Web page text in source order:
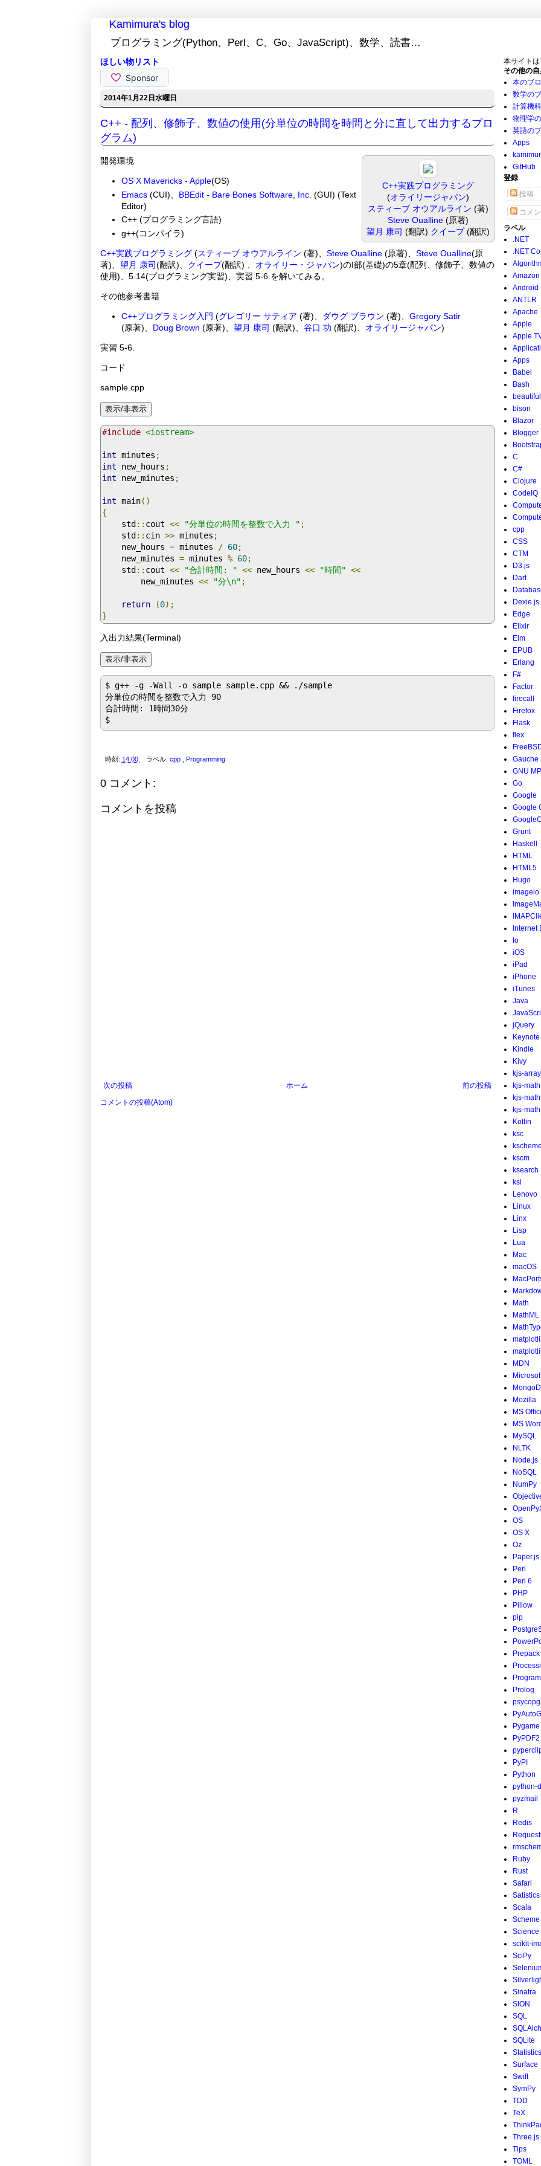
Kamimura's blog
プログラミング(Python、Perl、C、Go、JavaScript)、数学、読書…
ほしい物リスト
2014年1月22日水曜日
C++ - 配列、修飾子、数値の使用(分単位の時間を時間と分に直して出力するプロ
グラム)
C++実践プログラミング
(オライリージャパン)
スティーブ オウアルライン (著)
Steve Oualline(原著)
望月 康司 (翻訳) クイープ(翻訳)
開発環境
OS X Mavericks - Apple(OS)
Emacs(CUI)、 BBEdit - Bare Bones Software, Inc. (GUI) (Text
Editor)
C++ (プログラミング言語)
g++(コンパイラ)
C++実践プログラミング(スティーブ オウアルライン (著)、 Steve Oualline(原著)、 Steve Oualline(原
著)、 望月 康司(翻訳)、 クイープ(翻訳) 、 オライリー・ジャパン)のⅠ部(基礎)の5章(配列、修飾子、数値の
使用)、5.14(プログラミング実習)、実習 5-6.を解いてみる。
その他参考書籍
C++プログラミング入門 (グレゴリー サティア (著)、 ダウグ ブラウン (著)、 Gregory Satir
(原著)、 Doug Brown (原著)、 望月 康司 (翻訳)、 谷口 功 (翻訳)、 オライリージャパン)
実習 5-6.
コード
sample.cpp
#include <iostream>
int minutes ;
int new_hours ;
int new_minutes ;
int main()
{
    std
:: cout << "分単位の時間を整数で入力 " ;
    std
:: cin >> minutes ;
    new_hours
= minutes / 60;
    new_minutes
= minutes % 60;
    std
:: cout << "合計時間: " << new_hours << "時間" <<
        new_minutes
<< "分\n" ;
return (0);
}
入出力結果(Terminal)
$ g++ -g -Wall -o sample sample.cpp && ./sample
分単位の時間を整数で入力 90
合計時間: 1時間30分
$
時刻: 14:00 ラベル:cpp ,Programming
0 コメント:
コメントを投稿
次の投稿 前の投稿
ホーム
コメントの投稿(Atom)
本サイトは
その他の
本のブ
数学の
計算機
物理学
英語の
Apps
GitHub
登録
投稿
コメン
ラベル
.NET
.NET
Amazon
Android
ANTLR
Apache
Apple
Apple
Apps
Babel
Bash
bison
Blazor
Blogger
C
C#
Clojure
CodeIQ
cpp
CSS
CTM
D3.js
Dart
Dexie.js
Edge
Elixir
Elm
EPUB
Erlang
F#
Factor
firecall
Firefox
Flask
flex
Gauche
GNU
Go
Google
Google
Grunt
Haskell
HTML
HTML5
Hugo
imageio
Internet
Io
iOS
iPad
iPhone
iTunes
Java
jQuery
Keynote
Kindle
Kivy
kjs-array
kjs-
kjs-
kjs-
Kotlin
ksc
kscheme
kscm
ksearch
ksi
Lenovo
Linux
Linx
Lisp
Lua
Mac
macOS
Math
MathML
MDN
Mozilla
MS
MS Word
MySQL
NLTK
Node.js
NoSQL
NumPy
OS
OS X
Oz
Paper.js
Perl
Perl 6
PHP
Pillow
pip
Prepack
Prolog
Pygame
PyPDF2
PyPI
Python
python-
pyzmail
R
Redis
Ruby
Rust
Safari
Satistics
Scala
Scheme
Science
scikit-
SciPy
Sinatra
SION
SQL
SQLite
Statistics
Surface
Swift
SymPy
TDD
TeX
Three.js
Tips
TOML